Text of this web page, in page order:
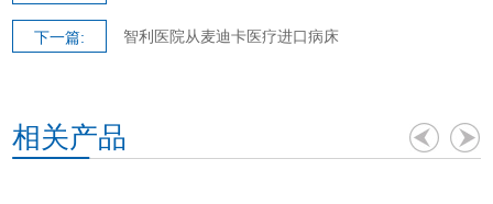
下一篇: 智利医院从麦迪卡医疗进口病床
相关产品